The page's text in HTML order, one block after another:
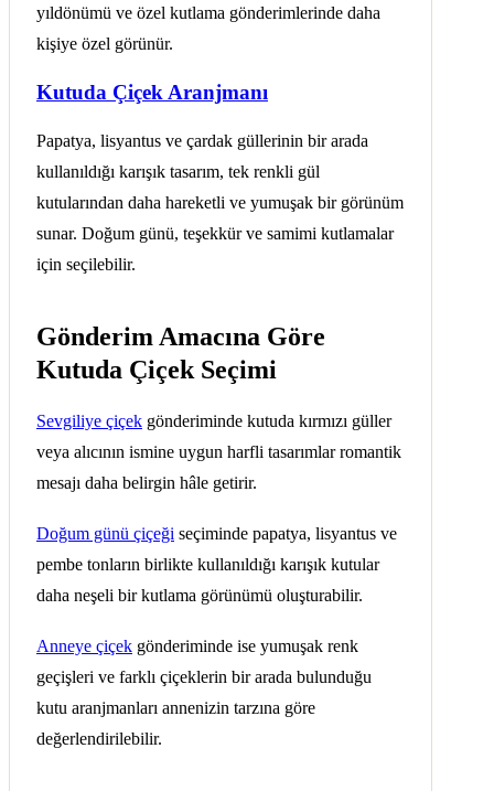
yıldönümü ve özel kutlama gönderimlerinde daha
kişiye özel görünür.
Kutuda Çiçek Aranjmanı
Papatya, lisyantus ve çardak güllerinin bir arada
kullanıldığı karışık tasarım, tek renkli gül
kutularından daha hareketli ve yumuşak bir görünüm
sunar. Doğum günü, teşekkür ve samimi kutlamalar
için seçilebilir.
Gönderim Amacına Göre
Kutuda Çiçek Seçimi
Sevgiliye çiçek gönderiminde kutuda kırmızı güller
veya alıcının ismine uygun harfli tasarımlar romantik
mesajı daha belirgin hâle getirir.
Doğum günü çiçeği seçiminde papatya, lisyantus ve
pembe tonların birlikte kullanıldığı karışık kutular
daha neşeli bir kutlama görünümü oluşturabilir.
Anneye çiçek gönderiminde ise yumuşak renk
geçişleri ve farklı çiçeklerin bir arada bulunduğu
kutu aranjmanları annenizin tarzına göre
değerlendirilebilir.